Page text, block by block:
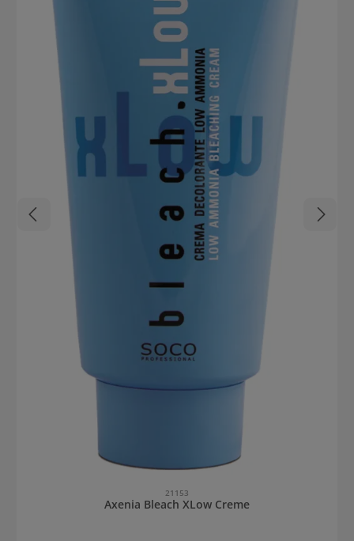
21153
Axenia Bleach XLow Creme